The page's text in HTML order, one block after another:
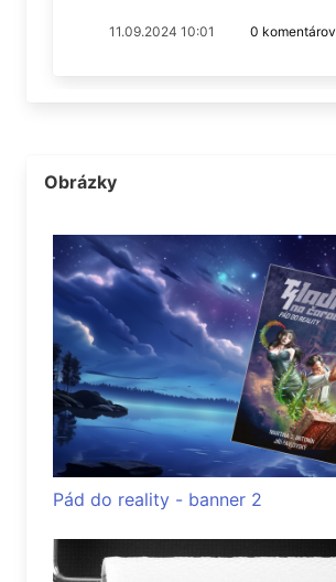
11.09.2024 10:01 0 komentárov
Obrázky
Pád do reality - banner 2